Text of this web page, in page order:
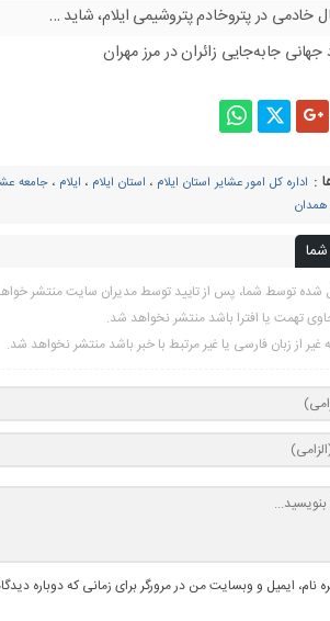
خادمی در پتروخادم پتروشیمی ایلام، شاید …
جهانی جابه‌جایی زائران در مرز مهران
: اداره کل امور عشایر استان ایلام ، استان ایلام ، ایلام ،جامعه
همدان
شده توسط شما، پس از تایید توسط مدیران سایت منتشر
تهمت یا افترا باشد منتشر نخواهد شد.
غیر از زبان فارسی یا غیر مرتبط با خبر باشد منتشر نخواهد شد.
نام، ایمیل و وبسایت من در مرورگر برای زمانی که دوباره